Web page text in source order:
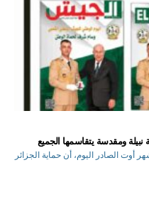
ومقدسة يتقاسمها الجميع
أوت الصادر اليوم، أن حماية الجزائر